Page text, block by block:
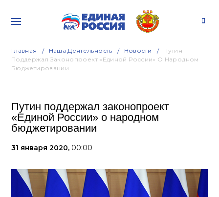
Главная Наша Деятельность Новости
Путин
Поддержал Законопроект «Единой России» О Народном
Бюджетировании
Путин поддержал законопроект
«Единой России» о народном
бюджетировании
31 января 2020, 00:00